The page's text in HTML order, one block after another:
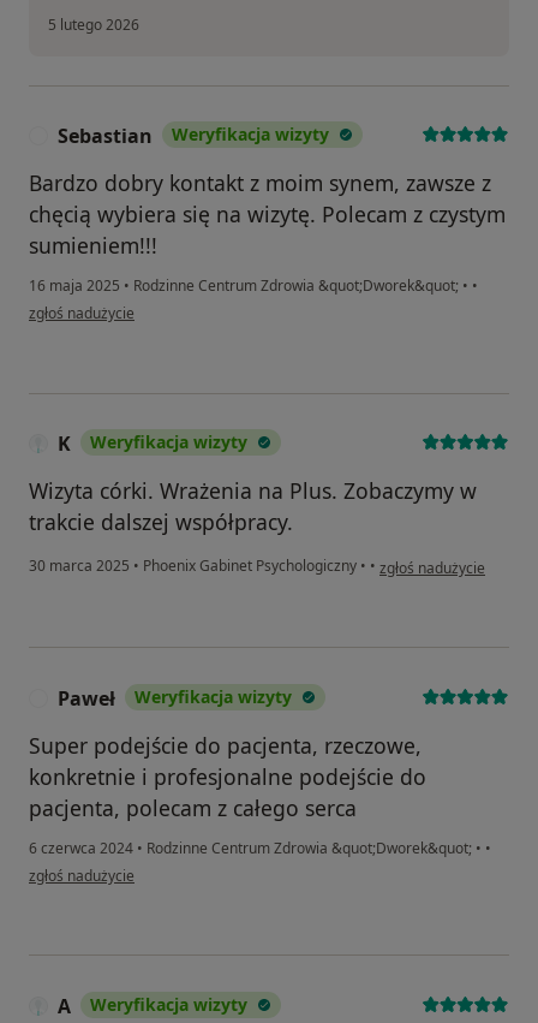
5 lutego 2026
Sebastian Weryfikacja wizyty
Bardzo dobry kontakt z moim synem, zawsze z
chęcią wybiera się na wizytę. Polecam z czystym
sumieniem!!!
16 maja 2025 • Rodzinne Centrum Zdrowia &quot;Dworek&quot; • •
w opinii użytkownika Sebastian
zgłoś nadużycie
K Weryfikacja wizyty
Wizyta córki. Wrażenia na Plus. Zobaczymy w
trakcie dalszej współpracy.
30 marca 2025 • Phoenix Gabinet Psychologiczny • • w opinii użytkownika K
zgłoś nadużycie
Paweł Weryfikacja wizyty
Super podejście do pacjenta, rzeczowe,
konkretnie i profesjonalne podejście do
pacjenta, polecam z całego serca
6 czerwca 2024 • Rodzinne Centrum Zdrowia &quot;Dworek&quot; • •
w opinii użytkownika Paweł
zgłoś nadużycie
A Weryfikacja wizyty